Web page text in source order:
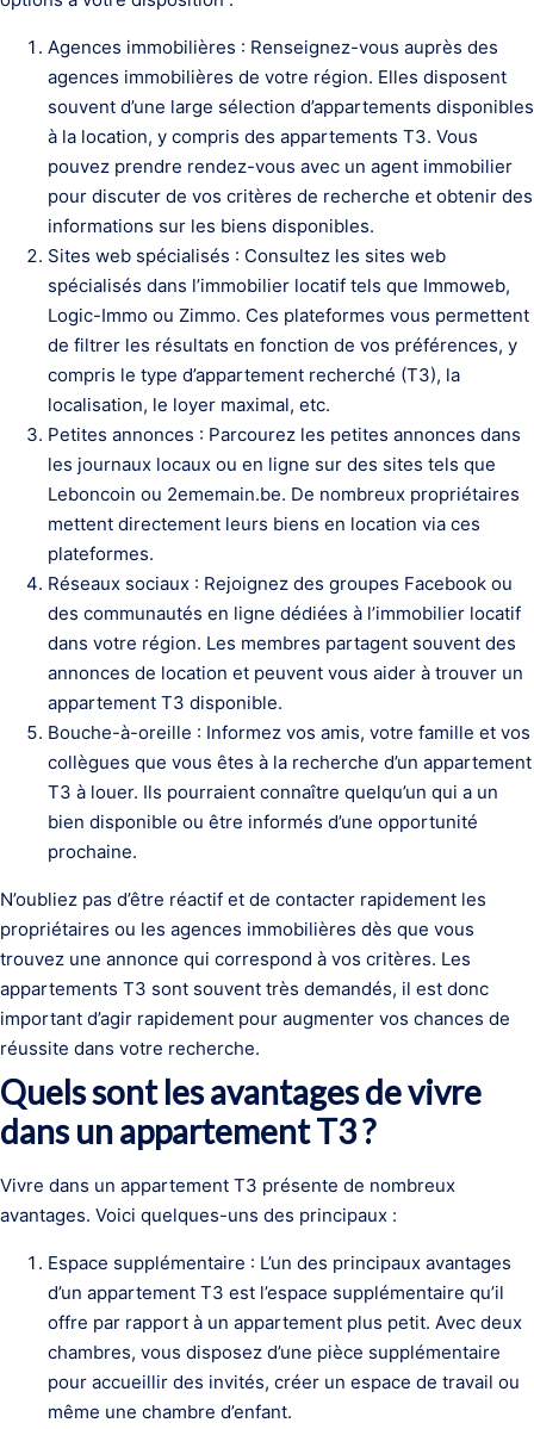
Agences immobilières : Renseignez-vous auprès des
agences immobilières de votre région. Elles disposent
souvent d’une large sélection d’appartements disponibles
à la location, y compris des appartements T3. Vous
pouvez prendre rendez-vous avec un agent immobilier
pour discuter de vos critères de recherche et obtenir des
informations sur les biens disponibles.
Sites web spécialisés : Consultez les sites web
spécialisés dans l’immobilier locatif tels que Immoweb,
Logic-Immo ou Zimmo. Ces plateformes vous permettent
de filtrer les résultats en fonction de vos préférences, y
compris le type d’appartement recherché (T3), la
localisation, le loyer maximal, etc.
Petites annonces : Parcourez les petites annonces dans
les journaux locaux ou en ligne sur des sites tels que
Leboncoin ou 2ememain.be. De nombreux propriétaires
mettent directement leurs biens en location via ces
plateformes.
Réseaux sociaux : Rejoignez des groupes Facebook ou
des communautés en ligne dédiées à l’immobilier locatif
dans votre région. Les membres partagent souvent des
annonces de location et peuvent vous aider à trouver un
appartement T3 disponible.
Bouche-à-oreille : Informez vos amis, votre famille et vos
collègues que vous êtes à la recherche d’un appartement
T3 à louer. Ils pourraient connaître quelqu’un qui a un
bien disponible ou être informés d’une opportunité
prochaine.
N’oubliez pas d’être réactif et de contacter rapidement les
propriétaires ou les agences immobilières dès que vous
trouvez une annonce qui correspond à vos critères. Les
appartements T3 sont souvent très demandés, il est donc
important d’agir rapidement pour augmenter vos chances de
réussite dans votre recherche.
Quels sont les avantages de vivre
dans un appartement T3 ?
Vivre dans un appartement T3 présente de nombreux
avantages. Voici quelques-uns des principaux :
Espace supplémentaire : L’un des principaux avantages
d’un appartement T3 est l’espace supplémentaire qu’il
offre par rapport à un appartement plus petit. Avec deux
chambres, vous disposez d’une pièce supplémentaire
pour accueillir des invités, créer un espace de travail ou
même une chambre d’enfant.